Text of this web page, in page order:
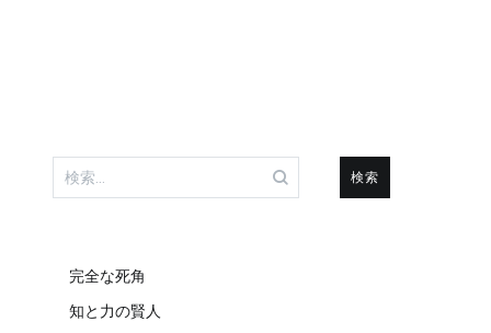
検
索:
完全な死角
知と力の賢人